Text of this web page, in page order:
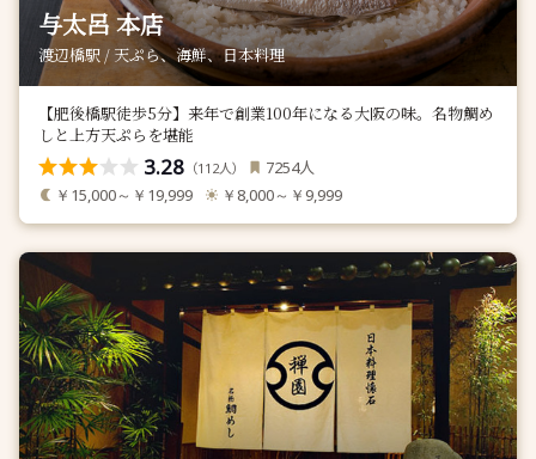
与太呂 本店
渡辺橋駅 / 天ぷら、海鮮、日本料理
【肥後橋駅徒歩5分】来年で創業100年になる大阪の味。名物鯛め
しと上方天ぷらを堪能
3.28 （112人） 7254人
￥15,000～￥19,999 ￥8,000～￥9,999